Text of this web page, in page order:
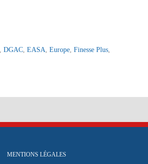
DGAC EASA Europe Finesse Plus
MENTIONS LÉGALES